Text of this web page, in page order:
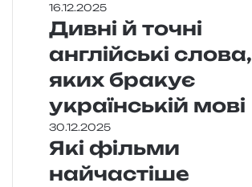
16.12.2025
Дивні й точні
англійські слова,
яких бракує
українській мові
30.12.2025
Які фільми
найчастіше